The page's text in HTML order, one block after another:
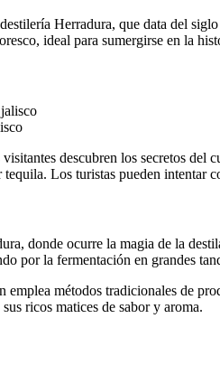
Herradura, que data del
ideal para sumergirse en la
descubren los secretos
Los turistas pueden
donde ocurre la magia de la
por la fermentación en grandes
emplea métodos tradicionales de
ricos matices de sabor y aroma.